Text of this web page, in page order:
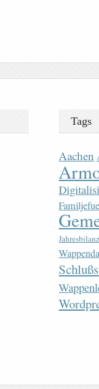
Tags
Aachen
Jahresbilanz